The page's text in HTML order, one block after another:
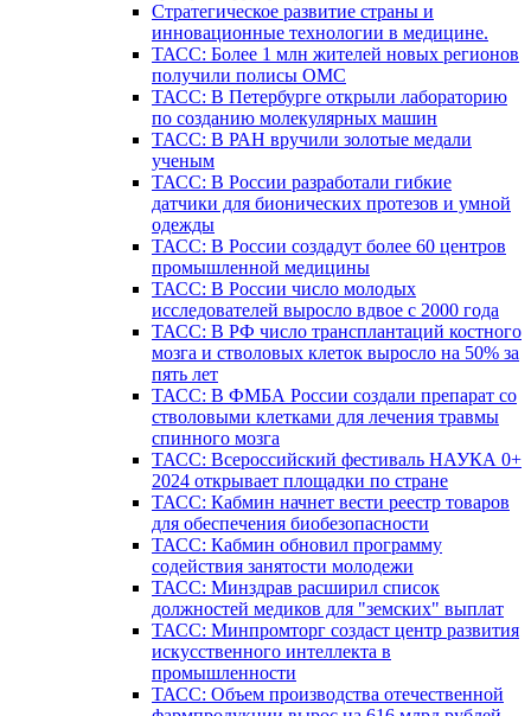
Стратегическое развитие страны и
инновационные технологии в медицине.
ТАСС: Более 1 млн жителей новых регионов
получили полисы ОМС
ТАСС: В Петербурге открыли лабораторию
по созданию молекулярных машин
ТАСС: В РАН вручили золотые медали
ученым
ТАСС: В России разработали гибкие
датчики для бионических протезов и умной
одежды
ТАСС: В России создадут более 60 центров
промышленной медицины
ТАСС: В России число молодых
исследователей выросло вдвое с 2000 года
ТАСС: В РФ число трансплантаций костного
мозга и стволовых клеток выросло на 50% за
пять лет
ТАСС: В ФМБА России создали препарат со
стволовыми клетками для лечения травмы
спинного мозга
ТАСС: Всероссийский фестиваль НАУКА 0+
2024 открывает площадки по стране
ТАСС: Кабмин начнет вести реестр товаров
для обеспечения биобезопасности
ТАСС: Кабмин обновил программу
содействия занятости молодежи
ТАСС: Минздрав расширил список
должностей медиков для "земских" выплат
ТАСС: Минпромторг создаст центр развития
искусственного интеллекта в
промышленности
ТАСС: Объем производства отечественной